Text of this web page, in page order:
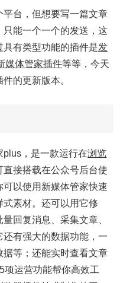
台，但想要写一篇文章
能一个一个的发送，这
有类型功能的插件是发
媒体管家插件等等，今天
的更新版本。
plus，是一款运行在浏览
直接搭载在公众号后台使
可以使用新媒体管家快速
素材。还可以用它修
回复消息、采集文章、
有强大的数据功能，一
等；还能实时查看文章
运营功能帮你高效工